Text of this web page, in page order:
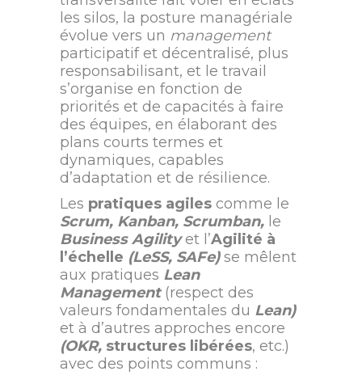
les silos, la posture managériale
évolue vers un management
participatif et décentralisé, plus
responsabilisant, et le travail
s’organise en fonction de
priorités et de capacités à faire
des équipes, en élaborant des
plans courts termes et
dynamiques, capables
d’adaptation et de résilience.
Les pratiques agiles comme le
Scrum, Kanban, Scrumban, le
Business Agilityet l’Agilité à
l’échelle (LeSS, SAFe)se mêlent
aux pratiques Lean
Management(respect des
valeurs fondamentales du Lean)
et à d’autres approches encore
(OKR, structures libérées, etc.)
avec des points communs :